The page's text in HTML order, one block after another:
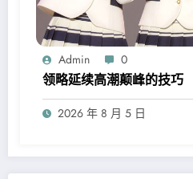
Admin 0
领略延续高潮颠峰的技巧
2026 年 8 月 5 日